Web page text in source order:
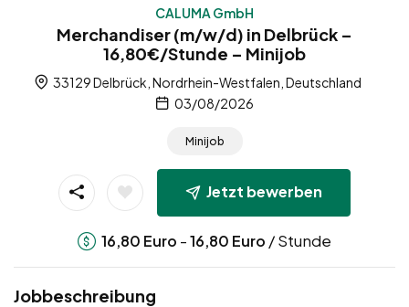
CALUMA GmbH
Merchandiser (m/w/d) in Delbrück –
16,80€/Stunde – Minijob
33129 Delbrück, Nordrhein-Westfalen, Deutschland
03/08/2026
Minijob
Jetzt bewerben
16,80 Euro -16,80 Euro / Stunde
Jobbeschreibung